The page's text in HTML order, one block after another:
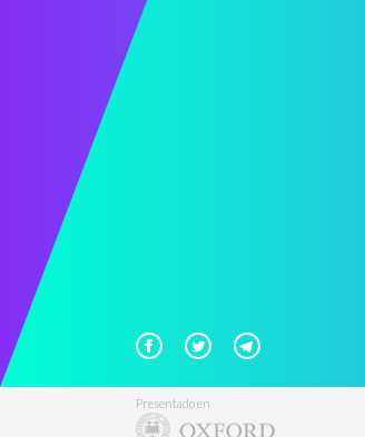
Presentado en